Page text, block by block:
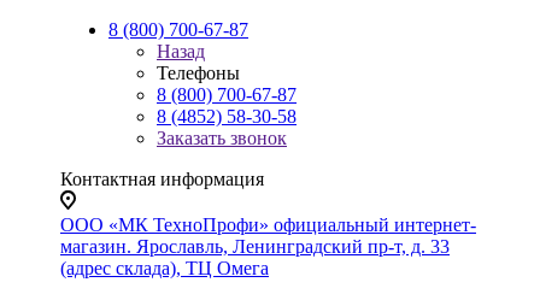
8 (800) 700-67-87
Назад
Телефоны
8 (800) 700-67-87
8 (4852) 58-30-58
Заказать звонок
Контактная информация
ООО «МК ТехноПрофи» официальный интернет-
магазин. Ярославль, Ленинградский пр-т, д. 33
(адрес склада), ТЦ Омега